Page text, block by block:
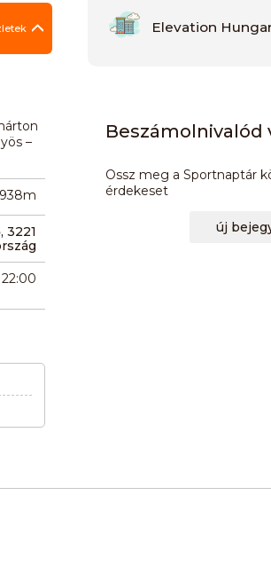
–
938m
3221
Elevation
Beszámolnivalód
Ossz meg a Sportnaptár
érdekeset
új